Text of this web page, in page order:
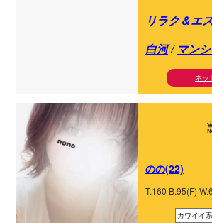
リラク＆エ
白河/ マン
ネッ
のの(22)
T.160 B.95(F)
カワイイ系